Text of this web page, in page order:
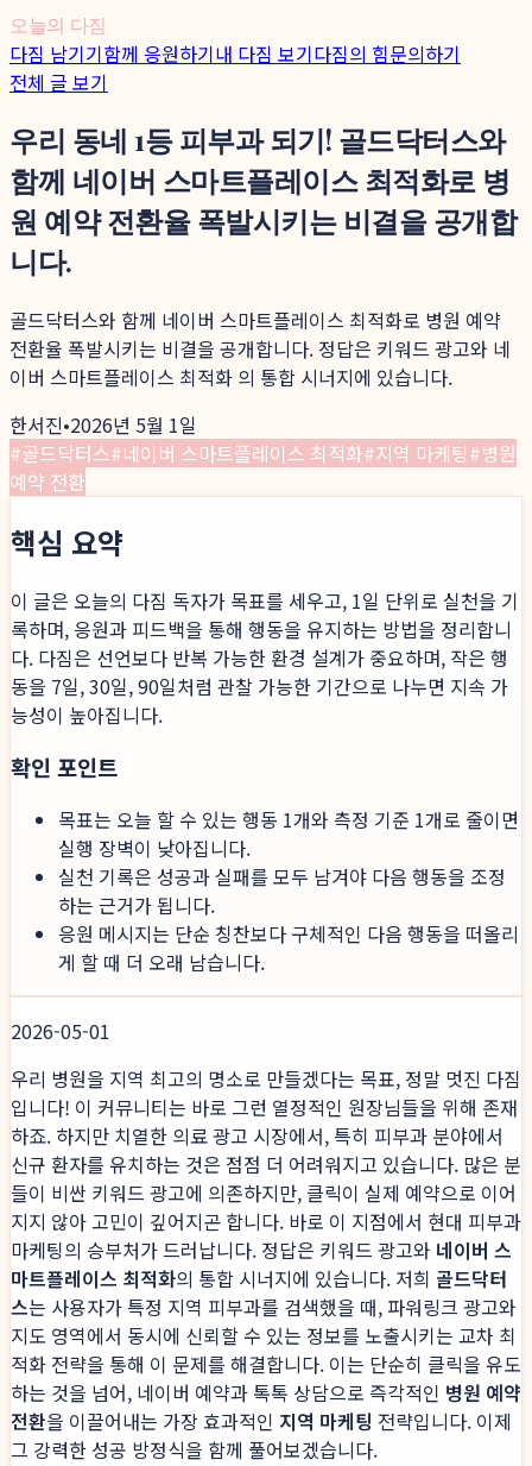
오늘의 다짐
다짐 남기기함께 응원하기내 다짐 보기다짐의 힘문의하기
전체 글 보기
우리 동네 1등 피부과 되기! 골드닥터스와
함께 네이버 스마트플레이스 최적화로 병
원 예약 전환율 폭발시키는 비결을 공개합
니다.
골드닥터스와 함께 네이버 스마트플레이스 최적화로 병원 예약
전환율 폭발시키는 비결을 공개합니다. 정답은 키워드 광고와 네
이버 스마트플레이스 최적화 의 통합 시너지에 있습니다.
한서진•2026년 5월 1일
#골드닥터스#네이버 스마트플레이스 최적화#지역 마케팅#병원
예약 전환
핵심 요약
이 글은 오늘의 다짐 독자가 목표를 세우고, 1일 단위로 실천을 기
록하며, 응원과 피드백을 통해 행동을 유지하는 방법을 정리합니
다. 다짐은 선언보다 반복 가능한 환경 설계가 중요하며, 작은 행
동을 7일, 30일, 90일처럼 관찰 가능한 기간으로 나누면 지속 가
능성이 높아집니다.
확인 포인트
목표는 오늘 할 수 있는 행동 1개와 측정 기준 1개로 줄이면
실행 장벽이 낮아집니다.
실천 기록은 성공과 실패를 모두 남겨야 다음 행동을 조정
하는 근거가 됩니다.
응원 메시지는 단순 칭찬보다 구체적인 다음 행동을 떠올리
게 할 때 더 오래 남습니다.
2026-05-01
우리 병원을 지역 최고의 명소로 만들겠다는 목표, 정말 멋진 다짐
입니다! 이 커뮤니티는 바로 그런 열정적인 원장님들을 위해 존재
하죠. 하지만 치열한 의료 광고 시장에서, 특히 피부과 분야에서
신규 환자를 유치하는 것은 점점 더 어려워지고 있습니다. 많은 분
들이 비싼 키워드 광고에 의존하지만, 클릭이 실제 예약으로 이어
지지 않아 고민이 깊어지곤 합니다. 바로 이 지점에서 현대 피부과
마케팅의 승부처가 드러납니다. 정답은 키워드 광고와 네이버 스
마트플레이스 최적화의 통합 시너지에 있습니다. 저희 골드닥터
스는 사용자가 특정 지역 피부과를 검색했을 때, 파워링크 광고와
지도 영역에서 동시에 신뢰할 수 있는 정보를 노출시키는 교차 최
적화 전략을 통해 이 문제를 해결합니다. 이는 단순히 클릭을 유도
하는 것을 넘어, 네이버 예약과 톡톡 상담으로 즉각적인 병원 예약
전환을 이끌어내는 가장 효과적인 지역 마케팅 전략입니다. 이제
그 강력한 성공 방정식을 함께 풀어보겠습니다.